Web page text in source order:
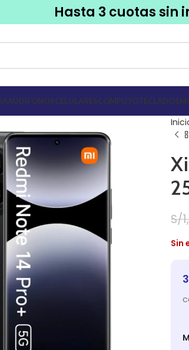
Hasta 3 cuotas sin
AUDIFONOSCELULARESCOMPUTOTECLADOS
S/
Sin